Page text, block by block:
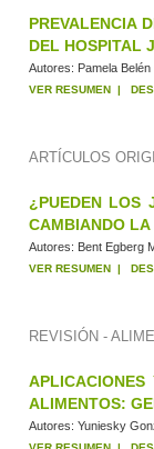
PREVALENCIA
DEL HOSPITAL
Autores: Pamela
VER RESUMEN |
ARTÍCULOS
¿PUEDEN LOS
CAMBIANDO LA
Autores: Bent Egberg
VER RESUMEN |
REVISIÓN -
ALIMENTOS:
Autores: Yuniesky